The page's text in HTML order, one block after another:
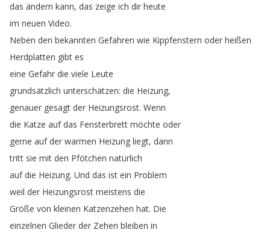
das ändern kann, das zeige ich dir heute
im neuen Video.
Neben den bekannten Gefahren wie Kippfenstern oder heißen
Herdplatten gibt es
eine Gefahr die viele Leute
grundsätzlich unterschätzen: die Heizung,
genauer gesagt der Heizungsrost. Wenn
die Katze auf das Fensterbrett möchte oder
gerne auf der warmen Heizung liegt, dann
tritt sie mit den Pfötchen natürlich
auf die Heizung. Und das ist ein Problem
weil der Heizungsrost meistens die
Größe von kleinen Katzenzehen hat. Die
einzelnen Glieder der Zehen bleiben in